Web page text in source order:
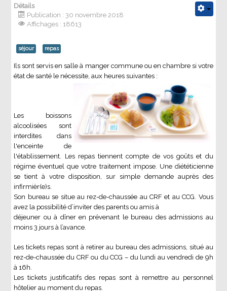
Détails
Publication : 30 novembre 2018
Affichages : 18613
séjour repas
Ils sont servis en salle à manger commune ou en chambre si votre
état de santé le nécessite, aux heures suivantes :
Les boissons
alcoolisées sont
interdites dans
l'enceinte de
l'établissement. Les repas tiennent compte de vos goûts et du
régime éventuel que votre traitement impose. Une diététicienne
se tient à votre disposition, sur simple demande auprès des
infirmièr(e)s.
Son bureau se situe au rez-de-chaussée au CRF et au CCG. Vous
avez la possibilité d’inviter des parents ou amis à
déjeuner ou à dîner en prévenant le bureau des admissions au
moins 3 jours à l’avance.
Les tickets repas sont à retirer au bureau des admissions, situé au
rez-de-chaussée du CRF ou du CCG – du lundi au vendredi de 9h
à 16h.
Les tickets justificatifs des repas sont à remettre au personnel
hôtelier au moment du repas.